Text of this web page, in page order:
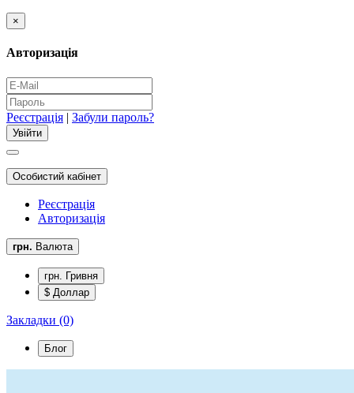
×
Авторизація
Реєстрація | Забули пароль?
Особистий кабінет
Реєстрація
Авторизація
грн. Валюта
грн. Гривня
$ Доллар
Закладки (0)
Блог